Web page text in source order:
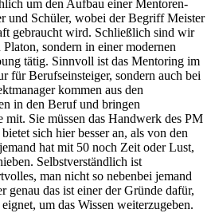
um den Aufbau einer Mentoren-
und Schüler, wobei der Begriff Meister
gebraucht wird. Schließlich sind wir
sondern in einer modernen
tätig. Sinnvoll ist das Mentoring im
für Berufseinsteiger, sondern auch bei
kommen aus den
in den Beruf und bringen
mit. Sie müssen das Handwerk des PM
sich hier besser an, als von den
hat mit 50 noch Zeit oder Lust,
Selbstverständlich ist
man nicht so nebenbei jemand
genau das ist einer der Gründe dafür,
um das Wissen weiterzugeben.